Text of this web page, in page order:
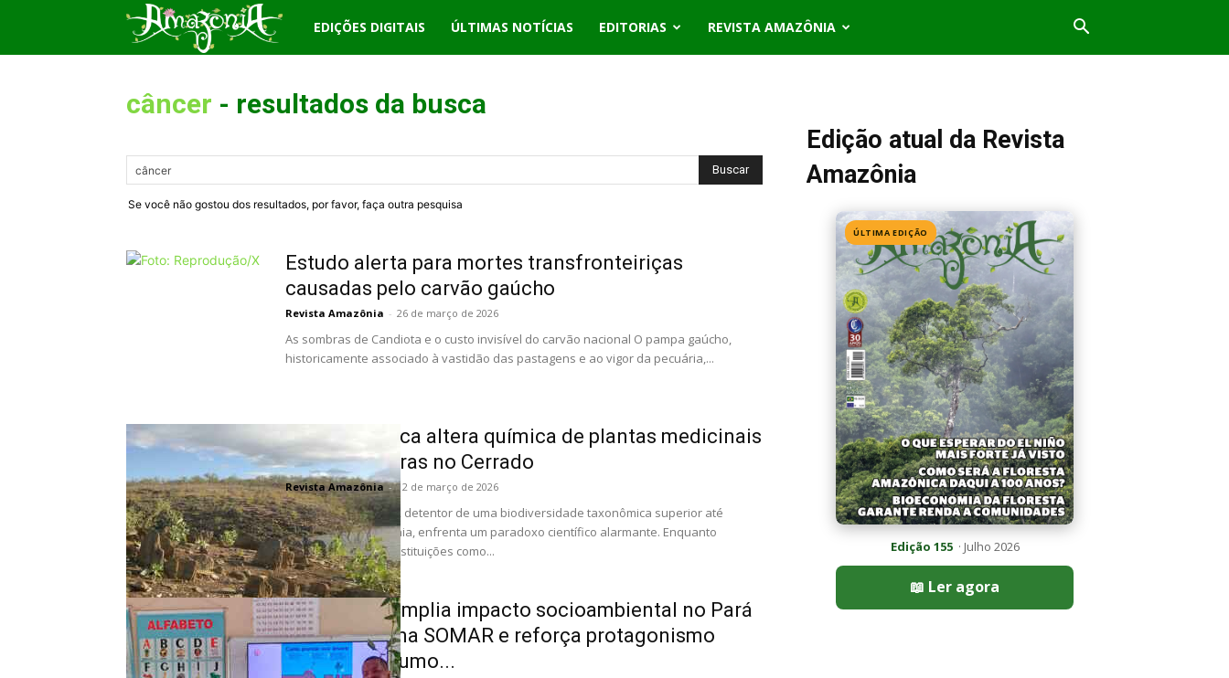
Revista
EDIÇÕES DIGITAIS ÚLTIMAS NOTÍCIAS EDITORIAS REVISTA AMAZÔNIA
câncer - resultados da busca
Se você não gostou dos resultados, por favor, faça outra pesquisa
Estudo alerta para mortes transfronteiriças
causadas pelo carvão gaúcho
Revista Amazônia - 26 de março de 2026
As sombras de Candiota e o custo invisível do carvão nacional O pampa gaúcho,
historicamente associado à vastidão das pastagens e ao vigor da pecuária,...
Crise climática altera química de plantas medicinais
e ameaça curas no Cerrado
Revista Amazônia - 12 de março de 2026
O Cerrado brasileiro, detentor de uma biodiversidade taxonômica superior até
mesmo à da Amazônia, enfrenta um paradoxo científico alarmante. Enquanto
pesquisadores de instituições como...
Agropalma amplia impacto socioambiental no Pará
com programa SOMAR e reforça protagonismo
amazônico rumo...
Edição atual da Revista
Amazônia
ÚLTIMA EDIÇÃO
Edição 155· Julho 2026
📖 Ler agora